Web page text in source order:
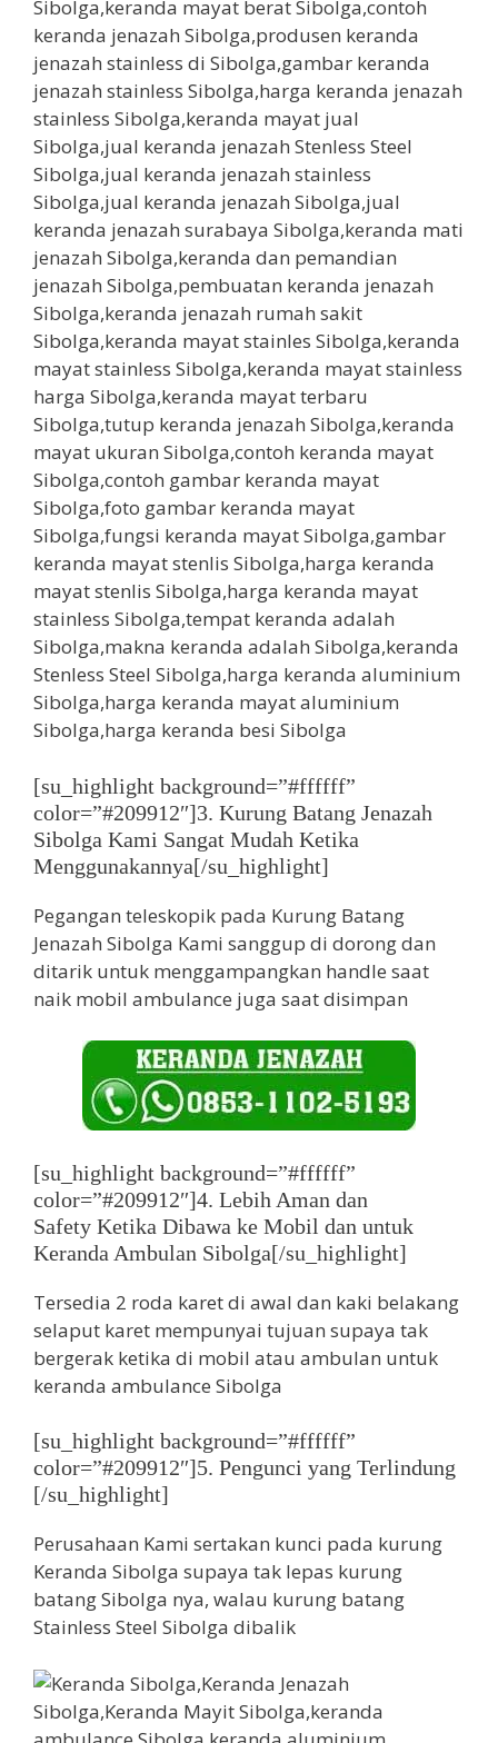
[su_highlight background=”#ffffff”
color=”#209912″]3. Kurung Batang Jenazah
Sibolga Kami Sangat Mudah Ketika
Menggunakannya[/su_highlight]
Pegangan teleskopik pada Kurung Batang
Jenazah Sibolga Kami sanggup di dorong dan
ditarik untuk menggampangkan handle saat
naik mobil ambulance juga saat disimpan
[su_highlight background=”#ffffff”
color=”#209912″]4. Lebih Aman dan
Safety Ketika Dibawa ke Mobil dan untuk
Keranda Ambulan Sibolga[/su_highlight]
Tersedia 2 roda karet di awal dan kaki belakang
selaput karet mempunyai tujuan supaya tak
bergerak ketika di mobil atau ambulan untuk
keranda ambulance Sibolga
[su_highlight background=”#ffffff”
color=”#209912″]5. Pengunci yang Terlindung
[/su_highlight]
Perusahaan Kami sertakan kunci pada kurung
Keranda Sibolga supaya tak lepas kurung
batang Sibolga nya, walau kurung batang
Stainless Steel Sibolga dibalik